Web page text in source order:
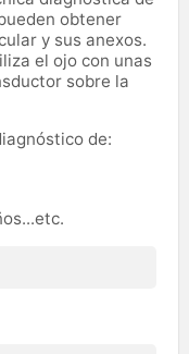
obtener
y sus anexos.
el ojo con unas
sobre la
de: